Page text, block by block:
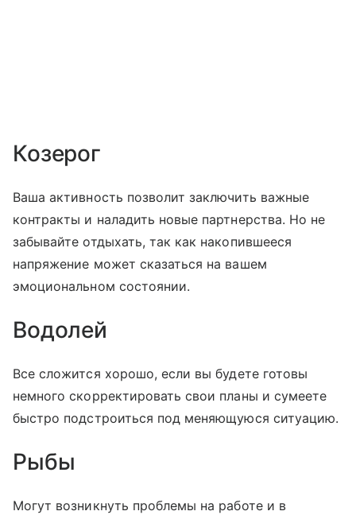
Козерог
Ваша активность позволит заключить важные
контракты и наладить новые партнерства. Но не
забывайте отдыхать, так как накопившееся
напряжение может сказаться на вашем
эмоциональном состоянии.
Водолей
Все сложится хорошо, если вы будете готовы
немного скорректировать свои планы и сумеете
быстро подстроиться под меняющуюся ситуацию.
Рыбы
Могут возникнуть проблемы на работе и в